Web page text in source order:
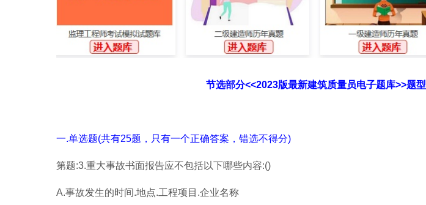
节选部分<<2023版最新建筑质量员电子题库>>题型
一.单选题(共有25题，只有一个正确答案，错选不得分)
第题:3.重大事故书面报告应不包括以下哪些内容:()
A.事故发生的时间.地点.工程项目.企业名称